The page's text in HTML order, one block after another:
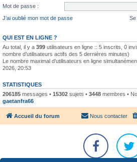
Mot de passe :
J’ai oublié mon mot de passe
QUI EST EN LIGNE ?
Au total, il y a 399 utilisateurs en ligne :: 5 inscrits, 0
nombre d’utilisateurs actifs des 5 dernières minutes)
Le nombre maximal d’utilisateurs en ligne
2026, 20:53
STATISTIQUES
206185 messages • 15302 sujets • 3448 membres •
gaetanfra66
Accueil du forum Nous contacter